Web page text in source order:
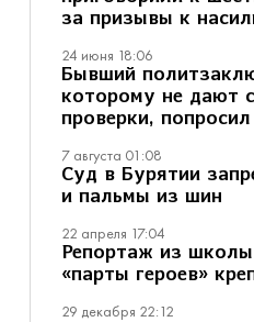
за призывы к
24 июня 18:06
Бывший
которому не дают
проверки,
7 августа 01:08
Суд в Бурятии
и пальмы из шин
22 апреля 17:04
Репортаж из
«парты героев»
29 декабря 22:12